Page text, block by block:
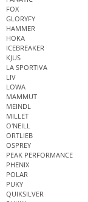
FOX
GLORYFY
HAMMER
HOKA
ICEBREAKER
KJUS
LA SPORTIVA
LIV
LOWA
MAMMUT
MEINDL
MILLET
O'NEILL
ORTLIEB
OSPREY
PEAK PERFORMANCE
PHENIX
POLAR
PUKY
QUIKSILVER